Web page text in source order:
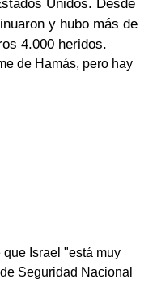
Unidos. Desde
y hubo más de
4.000 heridos.
Israel "está muy
Seguridad Nacional